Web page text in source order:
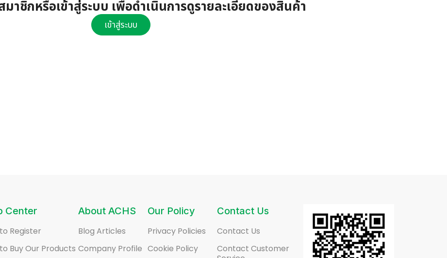
าชิกหรือเข้าสู่ระบบ เพื่อดำเนินการดูรายละเอียดของสินค้า
เข้าสู่ระบบ
Center
Register
Buy Our Products
About ACHS
Blog Articles
Company Profile
Our Policy
Privacy Policies
Cookie Policy
Contact Us
Contact Us
Contact Customer